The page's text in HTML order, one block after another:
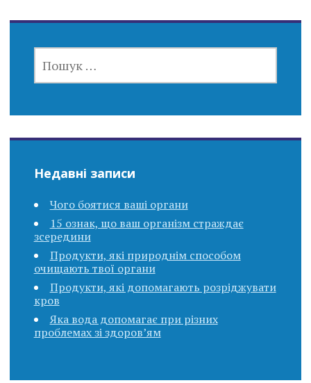
Недавні записи
Чого боятися ваші органи
15 ознак, що ваш організм страждає
зсередини
Продукти, які природнім способом
очищають твої органи
Продукти, які допомагають розріджувати
кров
Яка вода допомагає при різних
проблемах зі здоров’ям